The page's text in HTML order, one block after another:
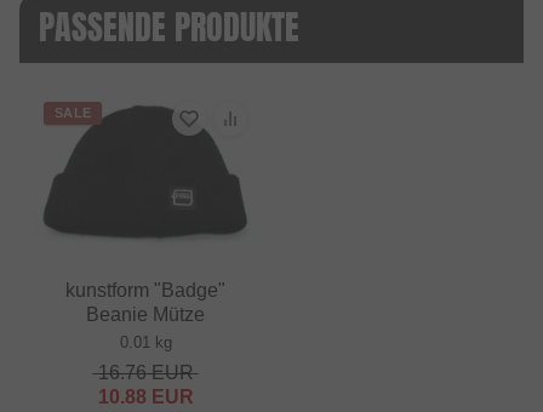
PASSENDE PRODUKTE
SALE
kunstform "Badge"
Beanie Mütze
0.01 kg
16.76EUR
10.88 EUR